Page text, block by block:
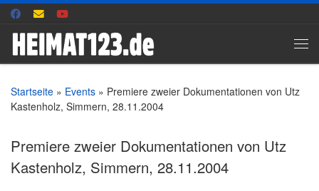
Zum Inhalt springen
Startseite » Events » Premiere zweier Dokumentationen von Utz
Kastenholz, Simmern, 28.11.2004
Premiere zweier Dokumentationen von Utz
Kastenholz, Simmern, 28.11.2004